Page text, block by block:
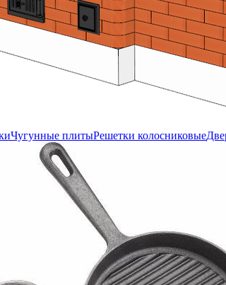
Чугунные плитыРешетки колосниковые